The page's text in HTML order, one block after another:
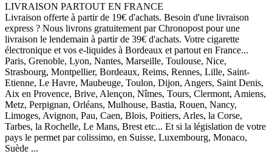
LIVRAISON PARTOUT EN FRANCE
Livraison offerte à partir de 19€ d'achats. Besoin d'une livraison
express ? Nous livrons gratuitement par Chronopost pour une
livraison le lendemain à partir de 39€ d'achats. Votre cigarette
électronique et vos e-liquides à Bordeaux et partout en France...
Paris, Grenoble, Lyon, Nantes, Marseille, Toulouse, Nice,
Strasbourg, Montpellier, Bordeaux, Reims, Rennes, Lille, Saint-
Etienne, Le Havre, Maubeuge, Toulon, Dijon, Angers, Saint Denis,
Aix en Provence, Brive, Alençon, Nîmes, Tours, Clermont, Amiens,
Metz, Perpignan, Orléans, Mulhouse, Bastia, Rouen, Nancy,
Limoges, Avignon, Pau, Caen, Blois, Poitiers, Arles, la Corse,
Tarbes, la Rochelle, Le Mans, Brest etc... Et si la législation de votre
pays le permet par colissimo, en Suisse, Luxembourg, Monaco,
Suède ...